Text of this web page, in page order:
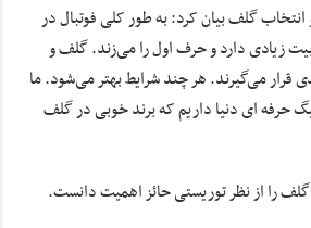
انتخاب گلف بیان کرد: به طور کلی فوتبال در
زیادی دارد و حرف اول را می‌زند. گلف و
قرار می‌گیرند. هر چند شرایط بهتر می‌شود. ما
حرفهایدنیا داریم که برند خوبی در گلف
را از نظر توریستیحائزاهمیت دانست.